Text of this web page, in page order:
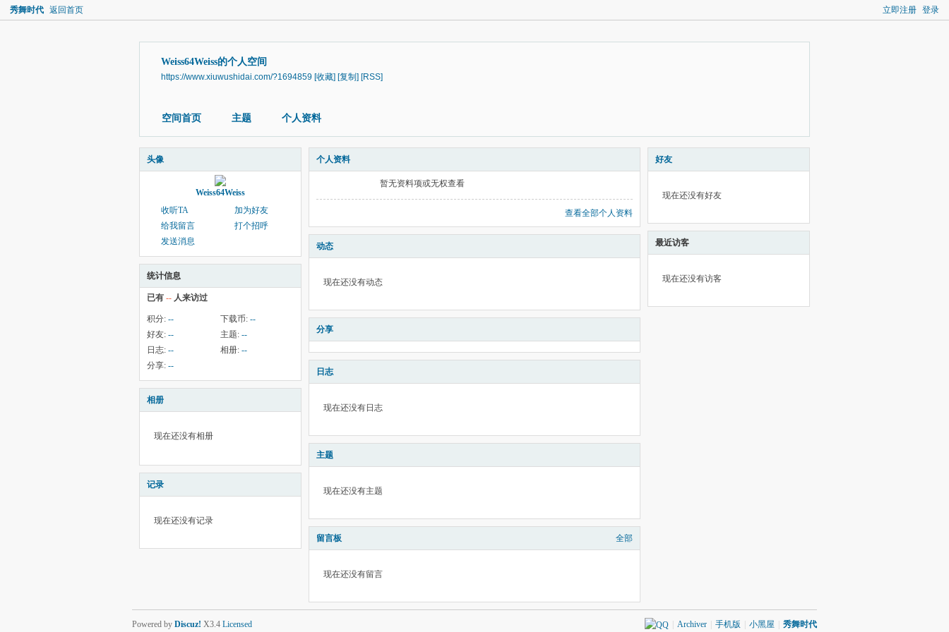
立即注册 登录
秀舞时代 返回首页
Weiss64Weiss的个人空间
https://www.xiuwushidai.com/?1694859 [收藏] [复制] [RSS]
空间首页 主题 个人资料
头像
Weiss64Weiss
收听TA
加为好友
给我留言
打个招呼
发送消息
统计信息
已有 -- 人来访过
积分: -- 下载币: --
好友: -- 主题: --
日志: -- 相册: --
分享: --
相册
现在还没有相册
记录
现在还没有记录
个人资料
暂无资料项或无权查看
查看全部个人资料
动态
现在还没有动态
分享
日志
现在还没有日志
主题
现在还没有主题
留言板 全部
现在还没有留言
好友
现在还没有好友
最近访客
现在还没有访客
Archiver 手机版 小黑屋 秀舞时代
Powered by Discuz! X3.4 Licensed